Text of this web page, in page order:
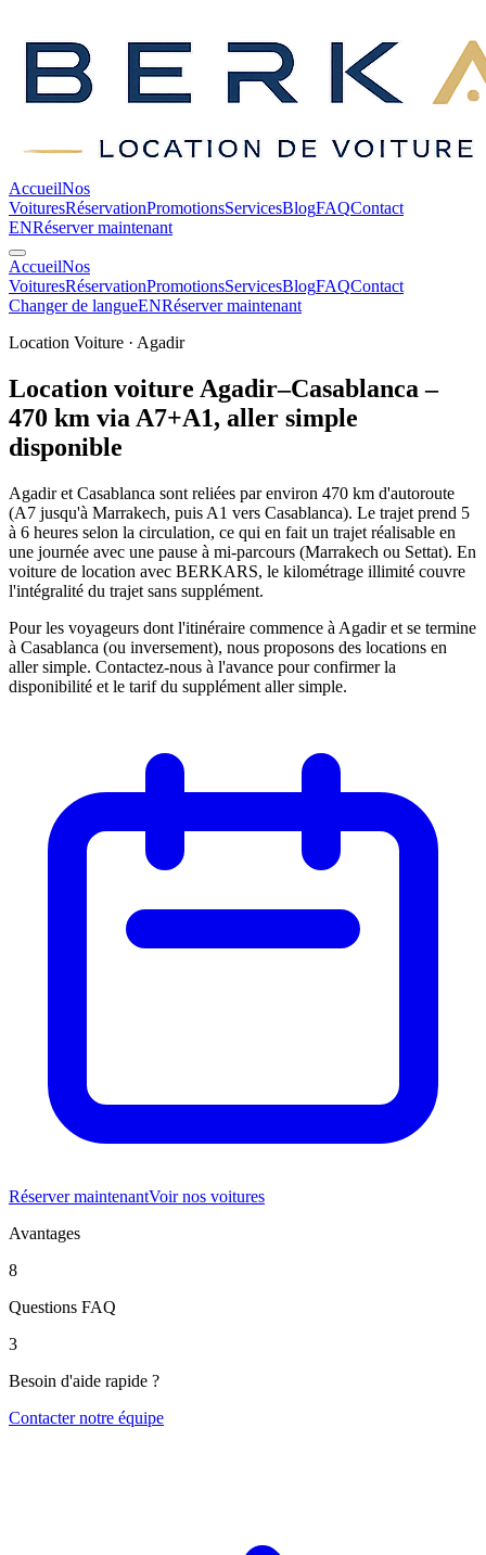
AccueilNos
VoituresRéservationPromotionsServicesBlogFAQContact
ENRéserver maintenant
AccueilNos
VoituresRéservationPromotionsServicesBlogFAQContact
Changer de langueENRéserver maintenant
Location Voiture · Agadir
Location voiture Agadir–Casablanca –
470 km via A7+A1, aller simple
disponible
Agadir et Casablanca sont reliées par environ 470 km d'autoroute
(A7 jusqu'à Marrakech, puis A1 vers Casablanca). Le trajet prend 5
à 6 heures selon la circulation, ce qui en fait un trajet réalisable en
une journée avec une pause à mi-parcours (Marrakech ou Settat). En
voiture de location avec BERKARS, le kilométrage illimité couvre
l'intégralité du trajet sans supplément.
Pour les voyageurs dont l'itinéraire commence à Agadir et se termine
à Casablanca (ou inversement), nous proposons des locations en
aller simple. Contactez-nous à l'avance pour confirmer la
disponibilité et le tarif du supplément aller simple.
Réserver maintenantVoir nos voitures
Avantages
8
Questions FAQ
3
Besoin d'aide rapide ?
Contacter notre équipe